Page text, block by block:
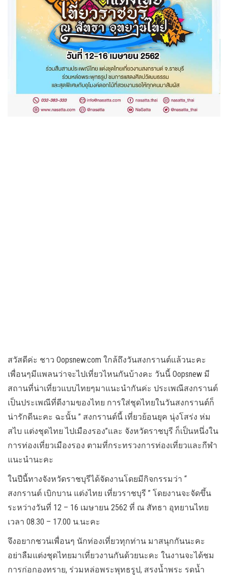
สวัสดีค่ะ ชาว Oopsnew.com ใกล้ถึงวันสงกรานต์แล้วนะคะ
เพื่อนๆมีแพลนว่าจะไปเที่ยวไหนกันบ้างคะ วันนี้ Oopsnew มี
สถานที่น่าเที่ยวแบบไทยๆมาแนะนำกันค่ะ ประเพณีสงกรานต์
เป็นประเพณีที่ดีงามของไทย การใส่ชุดไทยในวันสงกรานต์ก็
น่ารักดีนะคะ ฉะนั้น ” สงกรานต์นี้ เที่ยวย้อนยุค นุ่งโสร่ง ห่ม
สไบ แต่งชุดไทย ไปเมืองรอง”และ จังหวัดราชบุรี ก็เป็นหนึ่งใน
การท่องเที่ยวเมืองรอง ตามที่กระทรวงการท่องเที่ยวและกีฬา
แนะนำนะคะ
ในปีนี้ทางจังหวัดราชบุรีได้จัดงานโดยมีกิจกรรมว่า “
สงกรานต์ เบิกบาน แต่งไทย เที่ยวราชบุรี ” โดยงานจะจัดขึ้น
ระหว่างวันที่ 12 – 16 เมษายน 2562 ที่ ณ สัทธา อุทยานไทย
เวลา 08.30 – 17.00 น.นะคะ
จึงอยากชวนเพื่อนๆ นักท่องเที่ยวทุกท่าน มาสนุกกันนะคะ
อย่าลืมแต่งชุดไทยมาเที่ยวงานกันด้วยนะคะ ในงานจะได้ชม
การก่อกองทราย, ร่วมหล่อพระพุทธรูป, สรงน้ำพระ รดน้ำ